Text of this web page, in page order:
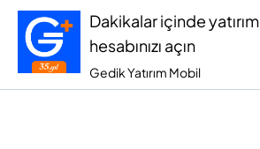
Dakikalar içinde yatırım
hesabınızı açın
Gedik Yatırım Mobil